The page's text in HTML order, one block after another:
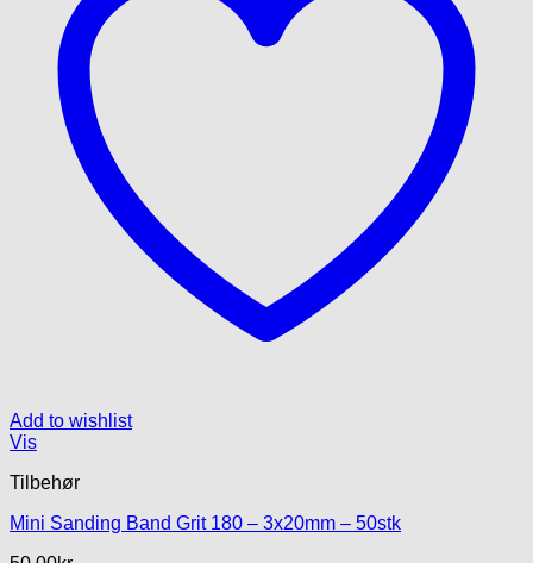
Add to wishlist
Vis
Tilbehør
Mini Sanding Band Grit 180 – 3x20mm – 50stk